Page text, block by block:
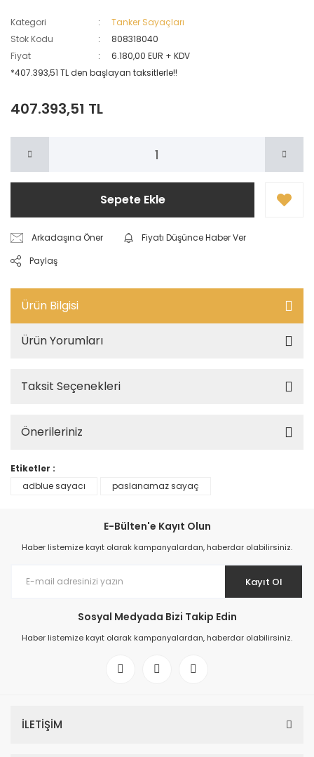
Kategori
Tanker Sayaçları
Stok Kodu
808318040
Fiyat
6.180,00 EUR + KDV
*407.393,51 TL den başlayan taksitlerle!!
407.393,51 TL
Sepete Ekle
Arkadaşına Öner
Fiyatı Düşünce Haber Ver
Paylaş
Ürün Bilgisi
Ürün Yorumları
Taksit Seçenekleri
Önerileriniz
Etiketler :
adblue sayacı
paslanamaz sayaç
E-Bülten'e Kayıt Olun
Haber listemize kayıt olarak kampanyalardan, haberdar olabilirsiniz.
Kayıt Ol
Sosyal Medyada Bizi Takip Edin
Haber listemize kayıt olarak kampanyalardan, haberdar olabilirsiniz.
İLETİŞİM